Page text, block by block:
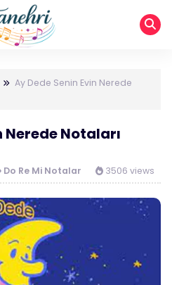
Ay Dede Senin Evin Nerede
Nerede Notaları
Do Re Mi Notalar 3506 views